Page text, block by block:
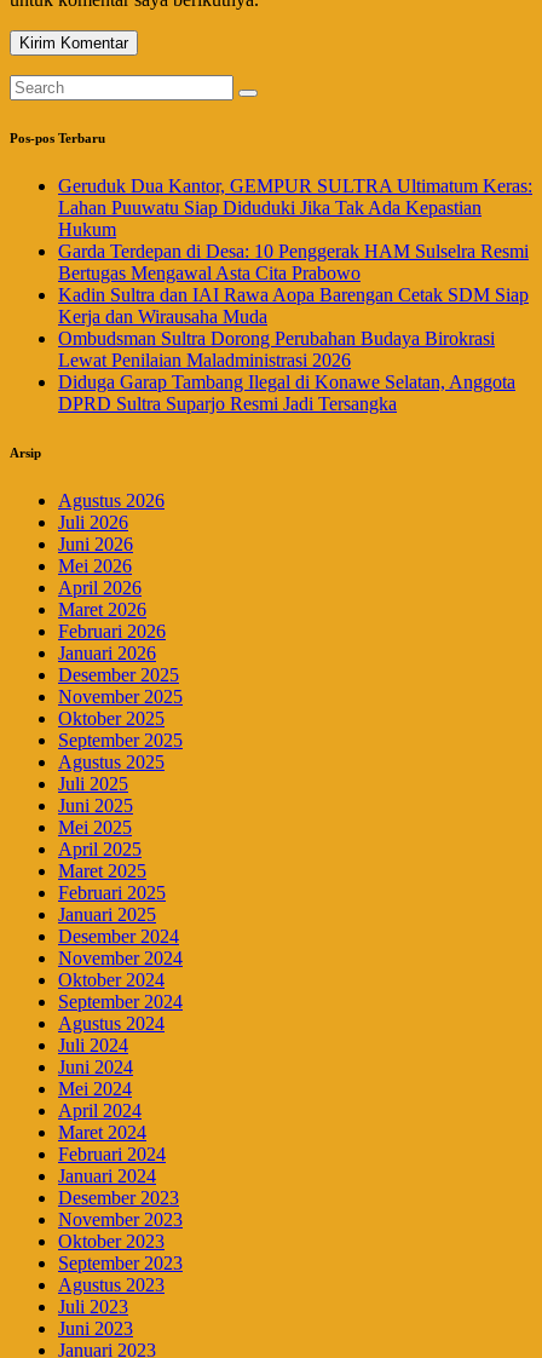
Pos-pos Terbaru
Geruduk Dua Kantor, GEMPUR SULTRA Ultimatum Keras:
Lahan Puuwatu Siap Diduduki Jika Tak Ada Kepastian
Hukum
Garda Terdepan di Desa: 10 Penggerak HAM Sulselra Resmi
Bertugas Mengawal Asta Cita Prabowo
Kadin Sultra dan IAI Rawa Aopa Barengan Cetak SDM Siap
Kerja dan Wirausaha Muda
Ombudsman Sultra Dorong Perubahan Budaya Birokrasi
Lewat Penilaian Maladministrasi 2026
Diduga Garap Tambang Ilegal di Konawe Selatan, Anggota
DPRD Sultra Suparjo Resmi Jadi Tersangka
Arsip
Agustus 2026
Juli 2026
Juni 2026
Mei 2026
April 2026
Maret 2026
Februari 2026
Januari 2026
Desember 2025
November 2025
Oktober 2025
September 2025
Agustus 2025
Juli 2025
Juni 2025
Mei 2025
April 2025
Maret 2025
Februari 2025
Januari 2025
Desember 2024
November 2024
Oktober 2024
September 2024
Agustus 2024
Juli 2024
Juni 2024
Mei 2024
April 2024
Maret 2024
Februari 2024
Januari 2024
Desember 2023
November 2023
Oktober 2023
September 2023
Agustus 2023
Juli 2023
Juni 2023
Januari 2023